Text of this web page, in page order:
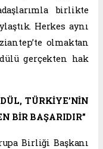
birlikte
Herkes aynı
olmaktan
gerçekten hak
TÜRKİYE’NİN
BİR BAŞARIDIR”
Birliği Başkanı